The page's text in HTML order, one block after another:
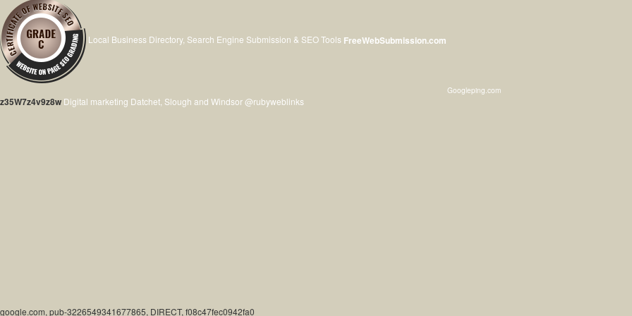
Local Business Directory, Search Engine Submission & SEO Tools FreeWebSubmission.com
Googleping.com
z35W7z4v9z8w Digital marketing Datchet, Slough and Windsor @rubyweblinks
google.com, pub-3226549341677865, DIRECT, f08c47fec0942fa0